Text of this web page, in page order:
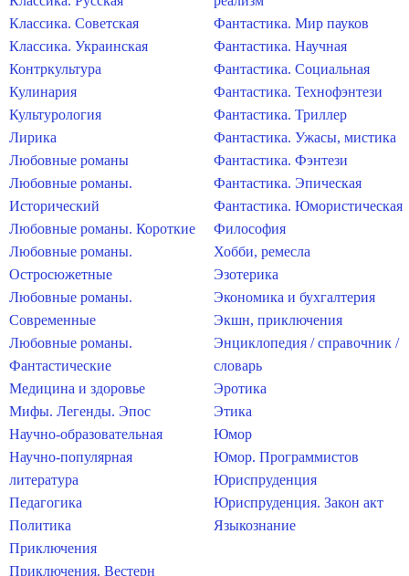
Классика. Советская
Классика. Украинская
Контркультура
Кулинария
Культурология
Лирика
Любовные романы
Любовные романы.
Исторический
Любовные романы. Короткие
Любовные романы.
Остросюжетные
Любовные романы.
Современные
Любовные романы.
Фантастические
Медицина и здоровье
Мифы. Легенды. Эпос
Научно-образовательная
Научно-популярная
литература
Педагогика
Политика
Приключения
Приключения. Вестерн
Фантастика. Мир пауков
Фантастика. Научная
Фантастика. Социальная
Фантастика. Технофэнтези
Фантастика. Триллер
Фантастика. Ужасы, мистика
Фантастика. Фэнтези
Фантастика. Эпическая
Фантастика. Юмористическая
Философия
Хобби, ремесла
Эзотерика
Экономика и бухгалтерия
Экшн, приключения
Энциклопедия / справочник /
словарь
Эротика
Этика
Юмор
Юмор. Программистов
Юриспруденция
Юриспруденция. Закон акт
Языкознание